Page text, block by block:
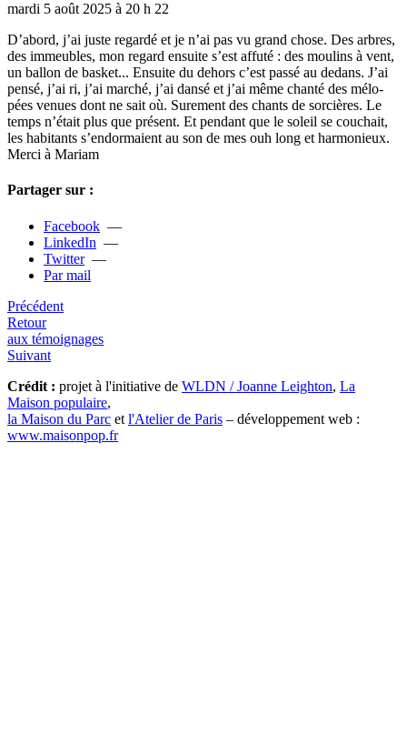
mardi 5 août 2025 à 20 h 22
D’abord, j’ai juste regardé et je n’ai pas vu grand chose. Des arbres,
des immeu­bles, mon regard ensuite s’est affuté : des mou­lins à vent,
un ballon de basket... Ensuite du dehors c’est passé au dedans. J’ai
pensé, j’ai ri, j’ai marché, j’ai dansé et j’ai même chanté des mélo­
pées venues dont ne sait où. Surement des chants de sor­ciè­res. Le
temps n’était plus que pré­sent. Et pen­dant que le soleil se cou­chait,
les habi­tants s’endor­maient au son de mes ouh long et har­mo­nieux.
Merci à Mariam
Partager sur :
Facebook —
LinkedIn —
Twitter—
Par mail
Précédent
Retour
aux témoignages
Suivant
Crédit : projet à l'initiative de WLDN / Joanne Leighton, La
Maison populaire,
la Maison du Parc et l'Atelier de Paris – développement web :
www.maisonpop.fr